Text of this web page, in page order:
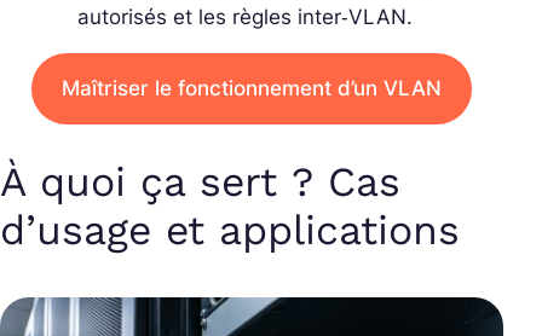
autorisés et les règles inter‑VLAN.
Maîtriser le fonctionnement d’un VLAN
À quoi ça sert ? Cas
d’usage et applications